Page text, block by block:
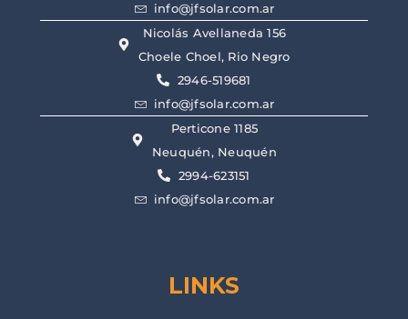
info@jfsolar.com.ar
Nicolás Avellaneda 156
Choele Choel, Rio Negro
2946-519681
info@jfsolar.com.ar
Perticone 1185
Neuquén, Neuquén
2994-623151
info@jfsolar.com.ar
LINKS